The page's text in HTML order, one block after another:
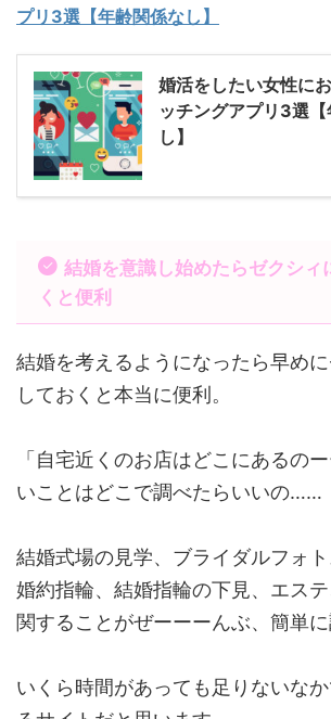
プリ3選【年齢関係なし】
婚活をしたい女性に
ッチングアプリ3選
し】
結婚を意識し始めたらゼクシィ
くと便利
結婚を考えるようになったら早め
しておくと本当に便利。
「自宅近くのお店はどこにあるの
いことはどこで調べたらいいの……
結婚式場の見学、ブライダルフォト
婚約指輪、結婚指輪の下見、エス
関することがぜーーーんぶ、簡単に
いくら時間があっても足りないな